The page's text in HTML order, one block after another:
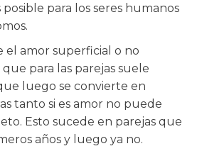
para los seres humanos
el amor superficial o no
que para las parejas suele
luego se convierte en
tanto si es amor no puede
Esto sucede en parejas que
años y luego ya no.